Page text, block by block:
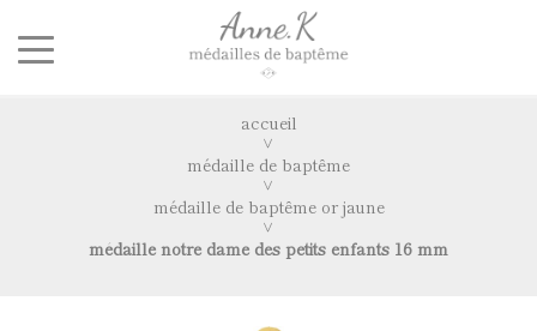
accueil
médaille de baptême
médaille de baptême or jaune
médaille notre dame des petits enfants 16 mm